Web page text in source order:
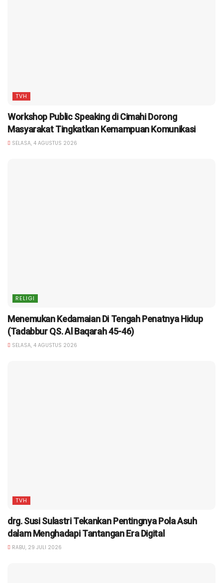
TVH
Workshop Public Speaking di Cimahi Dorong
Masyarakat Tingkatkan Kemampuan Komunikasi
SELASA, 4 AGUSTUS 2026
RELIGI
Menemukan Kedamaian Di Tengah Penatnya Hidup
(Tadabbur QS. Al Baqarah 45-46)
SELASA, 4 AGUSTUS 2026
TVH
drg. Susi Sulastri Tekankan Pentingnya Pola Asuh
dalam Menghadapi Tantangan Era Digital
RABU, 29 JULI 2026